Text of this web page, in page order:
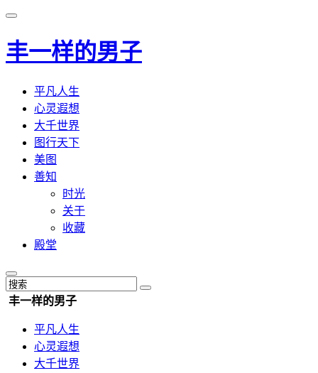
丰一样的男子
平凡人生
心灵遐想
大千世界
图行天下
美图
善知
时光
关于
收藏
殿堂
丰一样的男子
平凡人生
心灵遐想
大千世界